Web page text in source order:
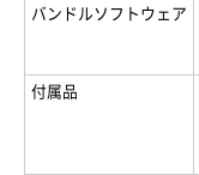
バンドルソフトウェア
付属品